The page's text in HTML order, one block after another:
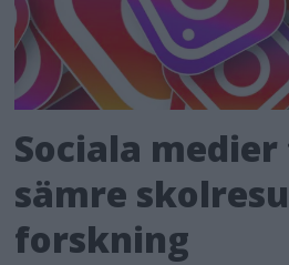
Sociala
sämre
forskning